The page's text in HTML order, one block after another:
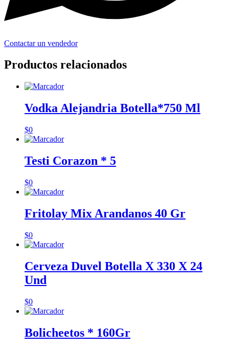
Contactar un vendedor
Productos relacionados
Vodka Alejandria Botella*750 Ml
$0
Testi Corazon * 5
$0
Fritolay Mix Arandanos 40 Gr
$0
Cerveza Duvel Botella X 330 X 24
Und
$0
Bolicheetos * 160Gr